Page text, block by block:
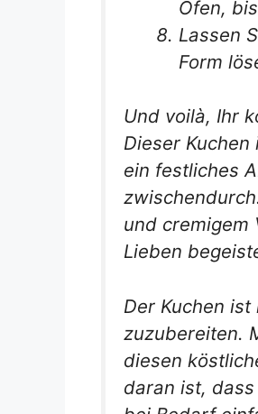
Ofen,
Lassen
Form
Und voilà, Ihr
Dieser
ein festliches
und cremigem
Lieben
Der Kuchen
zuzubereiten.
diesen
daran ist,